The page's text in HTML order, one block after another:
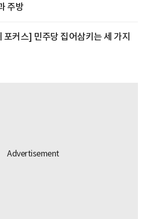
주방
포커스] 민주당 집어삼키는 세 가지